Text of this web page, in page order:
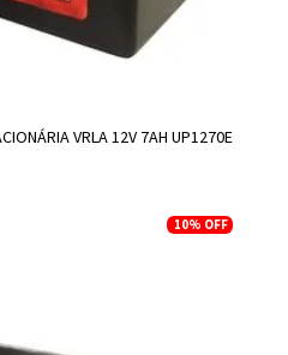
VRLA 12V 7AH UP1270E
10% OFF